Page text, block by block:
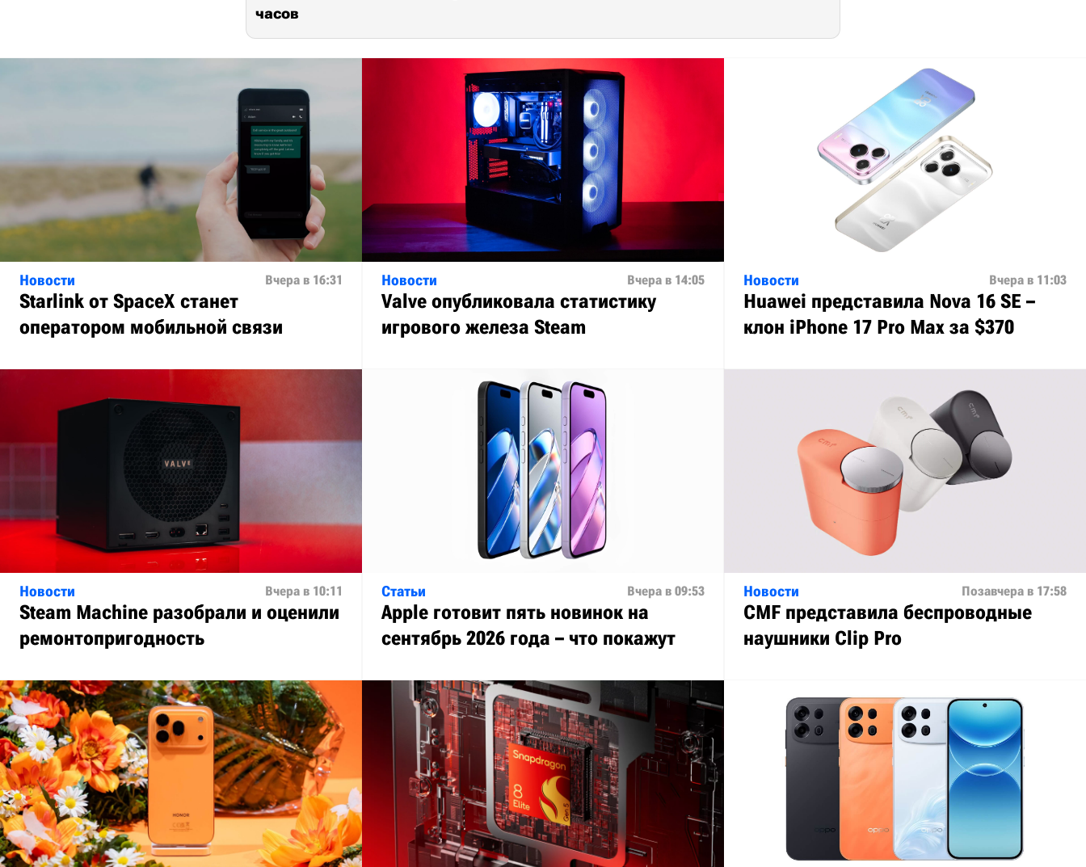
часов
Новости Вчера в 16:31
Starlink от SpaceX станет
оператором мобильной связи
Новости Вчера в 14:05
Valve опубликовала статистику
игрового железа Steam
Новости Вчера в 11:03
Huawei представила Nova 16 SE –
клон iPhone 17 Pro Max за $370
Новости Вчера в 10:11
Steam Machine разобрали и оценили
ремонтопригодность
Статьи Вчера в 09:53
Apple готовит пять новинок на
сентябрь 2026 года – что покажут
Новости Позавчера в 17:58
CMF представила беспроводные
наушники Clip Pro